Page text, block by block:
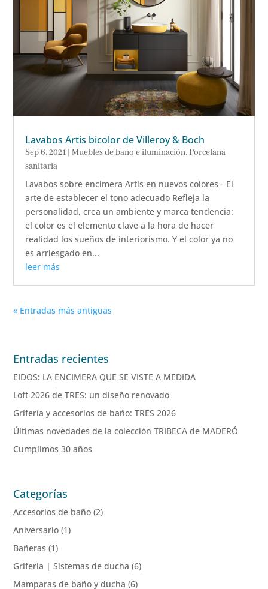
Lavabos Artis bicolor de Villeroy & Boch
Sep 6, 2021 |Muebles de baño e iluminación,Porcelana
sanitaria
Lavabos sobre encimera Artis en nuevos colores - El
arte de establecer el tono adecuado Refleja la
personalidad, crea un ambiente y marca tendencia:
el color es el elemento clave a la hora de hacer
realidad los sueños de interiorismo. Y el color ya no
es arriesgado en...
leer más
« Entradas más antiguas
Entradas recientes
EIDOS: LA ENCIMERA QUE SE VISTE A MEDIDA
Loft 2026 de TRES: un diseño renovado
Grifería y accesorios de baño: TRES 2026
Últimas novedades de la colección TRIBECA de MADERÓ
Cumplimos 30 años
Categorías
Accesorios de baño (2)
Aniversario (1)
Bañeras (1)
Grifería | Sistemas de ducha (6)
Mamparas de baño y ducha (6)